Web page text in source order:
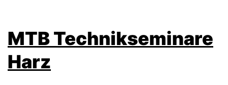
MTB Technikseminare
Harz